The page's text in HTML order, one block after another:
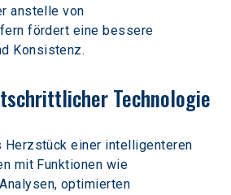
anstelle von
fördert eine bessere
Konsistenz.
Technologie
Herzstück einer intelligenteren
mit Funktionen wie
optimierten